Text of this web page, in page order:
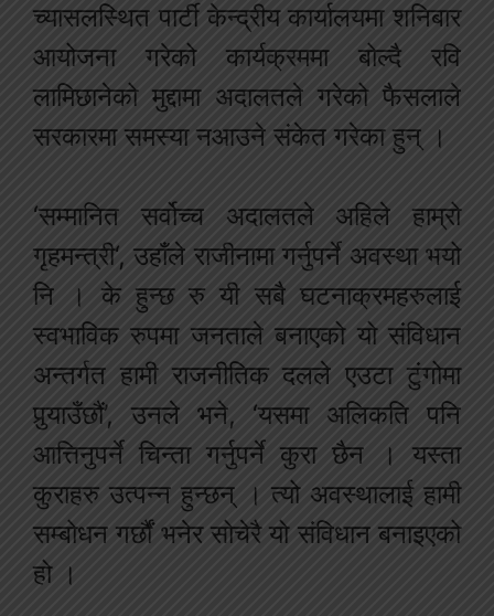
च्यासलस्थित पार्टी केन्द्रीय कार्यालयमा शनिबार
आयोजना गरेको कार्यक्रममा बोल्दै रवि
लामिछानेको मुद्दामा अदालतले गरेको फैसलाले
सरकारमा समस्या नआउने संकेत गरेका हुन् ।
‘सम्मानित सर्वोच्च अदालतले अहिले हाम्रो
गृहमन्त्री‘, उहाँले राजीनामा गर्नुपर्ने अवस्था भयो
नि । के हुन्छ रु यी सबै घटनाक्रमहरुलाई
स्वभाविक रुपमा जनताले बनाएको यो संविधान
अन्तर्गत हामी राजनीतिक दलले एउटा टुंगोमा
पुर्‍याउँछौं’, उनले भने, ‘यसमा अलिकति पनि
आत्तिनुपर्ने चिन्ता गर्नुपर्ने कुरा छैन । यस्ता
कुराहरु उत्पन्न हुन्छन् । त्यो अवस्थालाई हामी
सम्बोधन गर्छौं भनेर सोचेरै यो संविधान बनाइएको
हो ।